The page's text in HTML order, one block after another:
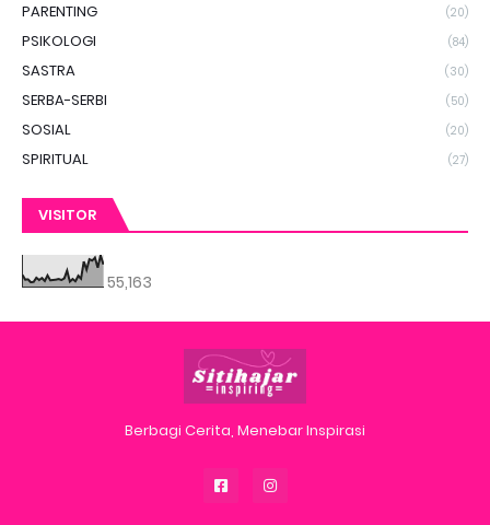
PARENTING (20)
PSIKOLOGI (84)
SASTRA (30)
SERBA-SERBI (50)
SOSIAL (20)
SPIRITUAL (27)
VISITOR
55,163
Berbagi Cerita, Menebar Inspirasi